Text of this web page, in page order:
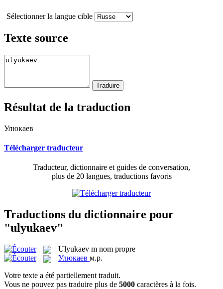
Sélectionner la langue cible
Texte source
Résultat de la traduction
Улюкаев
Télécharger traducteur
Traducteur, dictionnaire et guides de conversation,
plus de 20 langues, traductions favoris
Traductions du dictionnaire pour
"ulyukaev"
Ulyukaev m nom propre
Улюкаев м.р.
Votre texte a été partiellement traduit.
Vous ne pouvez pas traduire plus de 5000 caractères à la fois.